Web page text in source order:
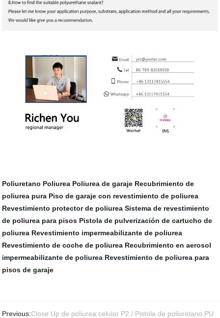
Poliuretano Poliurea Poliurea de garaje Recubrimiento de
poliurea pura Piso de garaje con revestimiento de poliurea
Revestimiento protector de poliurea Sistema de revestimiento
de poliurea para pisos Pistola de pulverización de cartucho de
poliurea Revestimiento impermeabilizante de poliurea
Revestimiento de coche de poliurea Recubrimiento en aerosol
impermeabilizante de poliurea Revestimiento de poliurea para
pisos de garaje
Previous:Close Up de poliurea celular P2 / Pistola de poliuretano PU